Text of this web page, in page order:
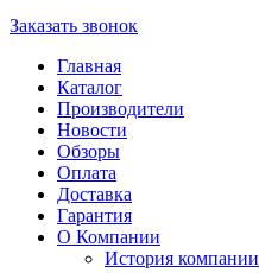
Заказать звонок
Главная
Каталог
Производители
Новости
Обзоры
Оплата
Доставка
Гарантия
О Компании
История компании